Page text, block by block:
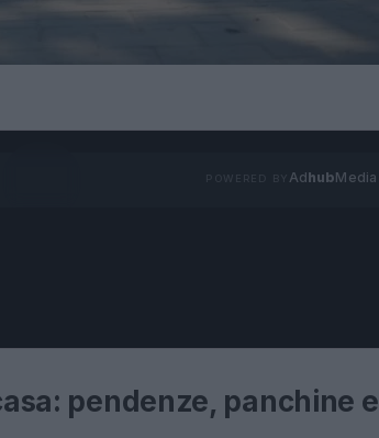
AdhubMedia
pendenze, panchine e